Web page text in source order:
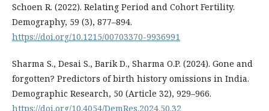
Schoen R. (2022). Relating Period and Cohort Fertility.
Demography, 59 (3), 877–894.
https://doi.org/10.1215/00703370-9936991
Sharma S., Desai S., Barik D., Sharma O.P. (2024). Gone and
forgotten? Predictors of birth history omissions in India.
Demographic Research, 50 (Article 32), 929–966.
https://doi.org/10.4054/DemRes.2024.50.32